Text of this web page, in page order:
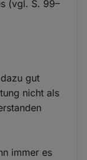
(vgl. S. 99–
gut
nicht als
immer es